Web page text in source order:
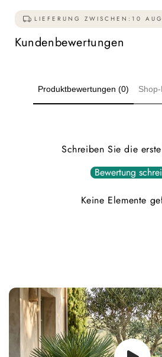
LIEFERUNG ZWISCHEN: 10
Kundenbewertungen
Produktbewertungen (0)
Schreiben Sie die
Bewertung
Keine Elemente